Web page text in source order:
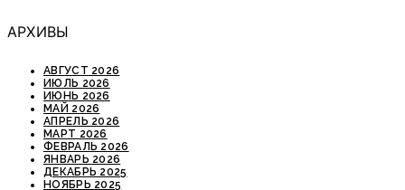
АРХИВЫ
АВГУСТ 2026
ИЮЛЬ 2026
ИЮНЬ 2026
МАЙ 2026
АПРЕЛЬ 2026
МАРТ 2026
ФЕВРАЛЬ 2026
ЯНВАРЬ 2026
ДЕКАБРЬ 2025
НОЯБРЬ 2025